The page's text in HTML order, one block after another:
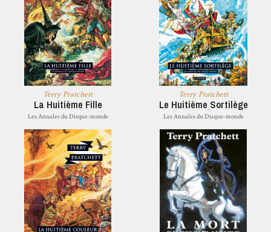
Terry Pratchett
La Huitième Fille
Les Annales du Disque-monde
Terry Pratchett
Le Huitième Sortilège
Les Annales du Disque-monde